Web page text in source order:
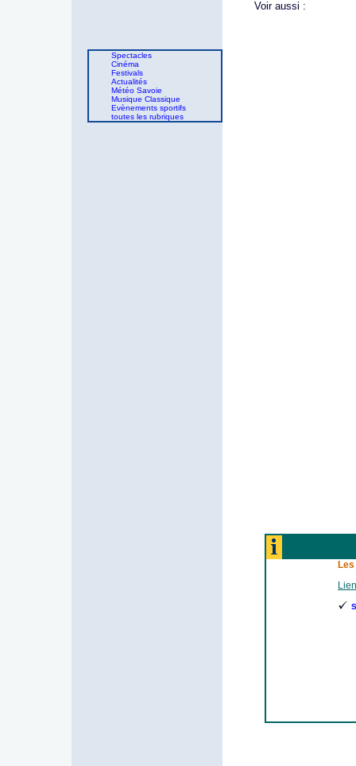
Spectacles
Cinéma
Festivals
Actualités
Météo Savoie
Musique Classique
Evènements sportifs
toutes les rubriques
Voir aussi :